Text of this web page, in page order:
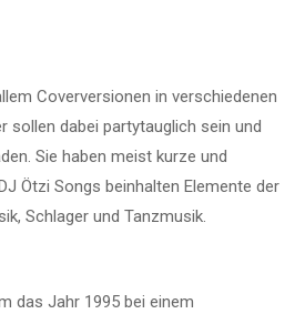
Coverversionen in verschiedenen
sollen dabei partytauglich sein und
Sie haben meist kurze und
Ötzi Songs beinhalten Elemente der
Schlager und Tanzmusik.
das Jahr 1995 bei einem